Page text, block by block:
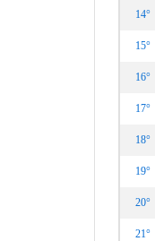
14°
15°
16°
17°
18°
19°
20°
21°